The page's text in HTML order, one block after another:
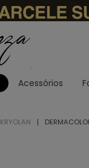
Acessórios
KRYOLAN